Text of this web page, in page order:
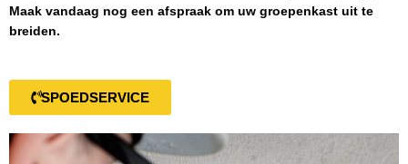
Maak vandaag nog een afspraak om uw groepenkast uit te
breiden.
SPOEDSERVICE